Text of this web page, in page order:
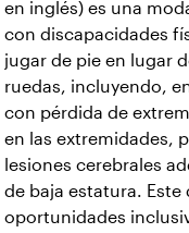
en inglés) es una
con discapacidades
jugar de pie en lugar
ruedas, incluyendo,
con pérdida de
en las extremidades,
lesiones cerebrales
de baja estatura.
oportunidades